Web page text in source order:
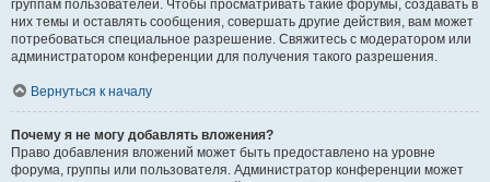
группам пользователей. Чтобы просматривать такие форумы, создавать в
них темы и оставлять сообщения, совершать другие действия, вам может
потребоваться специальное разрешение. Свяжитесь с модератором или
администратором конференции для получения такого разрешения.
Вернуться к началу
Почему я не могу добавлять вложения?
Право добавления вложений может быть предоставлено на уровне
форума, группы или пользователя. Администратор конференции может